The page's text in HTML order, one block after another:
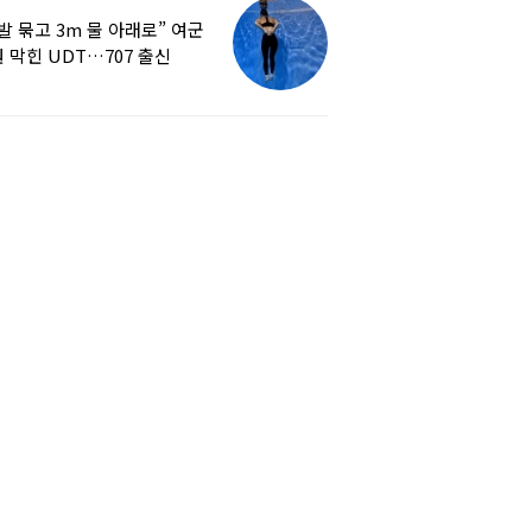
묶고 3m 물 아래로” 여군
막힌 UDT…707 출신